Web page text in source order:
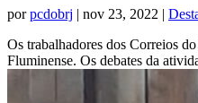
porpcdobrj | nov 23, 2022 |
Os trabalhadores dos Correios
Fluminense. Os debates da